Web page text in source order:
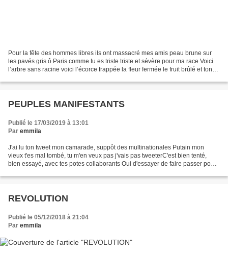
Pour la fête des hommes libres ils ont massacré mes amis peau brune sur
les pavés gris ô Paris comme tu es triste triste et sévère pour ma race Voici
l’arbre sans racine voici l’écorce frappée la fleur fermée le fruit brûlé et ton
PEUPLES MANIFESTANTS
Publié le 17/03/2019 à 13:01
Par emmila
J'ai lu ton tweet mon camarade, suppôt des multinationales Putain mon
vieux t'es mal tombé, tu m'en veux pas j'vais pas tweeterC'est bien tenté,
bien essayé, avec tes potes collaborants Oui d'essayer de faire passer pour
REVOLUTION
Publié le 05/12/2018 à 21:04
Par emmila